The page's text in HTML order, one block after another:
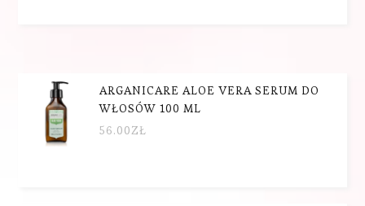
ARGANICARE ALOE VERA SERUM DO
WŁOSÓW 100 ML
56.00ZŁ